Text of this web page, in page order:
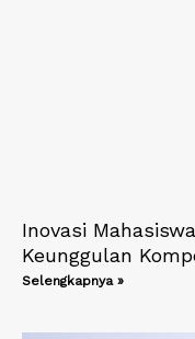
Inovasi
Keunggulan
Selengkapnya »